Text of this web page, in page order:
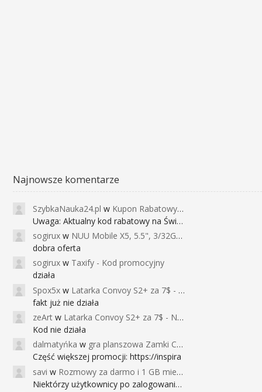
Najnowsze komentarze
SzybkaNauka24.pl w Kupon Rabatowy na Kurs Angielskiego dla Dzieci - FunEnglish
Uwaga: Aktualny kod rabatowy na Święta (
sogirux w NUU Mobile X5, 5.5", 3/32GB, czujnik linii papilarnych, 2950mAh, aparat 13MP za 267zł - Banggood
dobra oferta
sogirux w Taxify - Kod promocyjny
działa
Spox5x w Latarka Convoy S2+ za 7$ - Najniższa cena od 2017r
fakt już nie działa
zeArt w Latarka Convoy S2+ za 7$ - Najniższa cena od 2017r
Kod nie działa
dalmatyńka w gra planszowa Zamki Caladale za 39zł
Część większej promocji: https://inspira
savi w Rozmowy za darmo i 1 GB miesięcznie
Niektórzy użytkownicy po zalogowaniu do